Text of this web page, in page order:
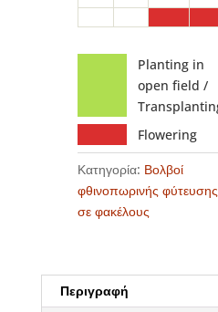
Planting in
open field /
Flowering
Κατηγορία: Βολβοί
φθινοπωρινής φύτευσης
σε φακέλους
Περιγραφή